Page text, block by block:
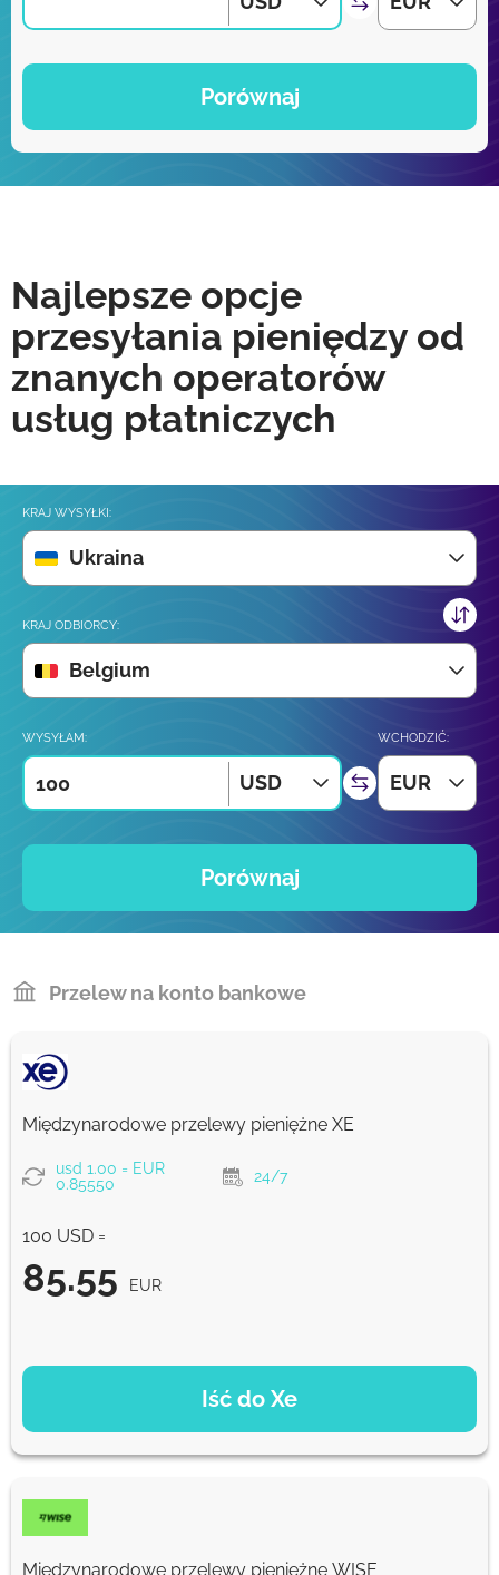
Porównaj
Najlepsze opcje
przesyłania pieniędzy od
znanych operatorów
usług płatniczych
KRAJ WYSYŁKI:
Ukraina
KRAJ ODBIORCY:
Belgium
WYSYŁAM:
USD
WCHODZIĆ:
EUR
Porównaj
Przelew na konto bankowe
Międzynarodowe przelewy pieniężne XE
usd 1.00 = EUR
0.85550
24/7
100 USD =
85.55 EUR
Iść do Xe
OPCJE PŁATNOŚCI
85.55 EUR NaN d
Prowizja Strumok, zawsze 0%
Międzynarodowe przelewy pieniężne WISE